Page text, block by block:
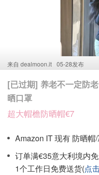
来自 dealmoon.it 05-28发布
[已过期] 养老不一定防
晒口罩
超大帽檐防晒帽€7
Amazon IT 现有 防晒帽
订单满€35意大利境内
1个工作日免费送货(点